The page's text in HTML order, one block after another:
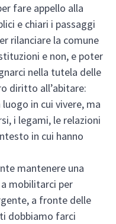
fare appello alla
e chiari i passaggi
rilanciare la comune
e non, e poter
nella tutela delle
diritto all’abitare:
in cui vivere, ma
i legami, le relazioni
in cui hanno
mantenere una
mobilitarci per
a fronte delle
dobbiamo farci